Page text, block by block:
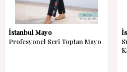
İstanbul Mayo
Profesyonel Seri Toptan Mayo